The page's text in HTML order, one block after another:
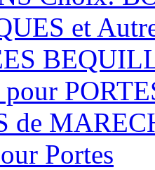
et
de
Portes